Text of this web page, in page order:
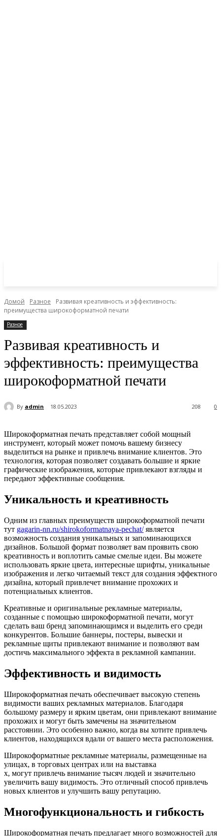
Домой Разное
Развивая креативность и эффективность:
преимущества широкоформатной печати
Разное
Развивая креативность и
эффективность: преимущества
широкоформатной печати
By admin 18.05.2023 0
208
Широкоформатная печать представляет собой мощный
инструмент, который может помочь вашему бизнесу
выделиться на рынке и привлечь внимание клиентов. Это
технология, которая позволяет создавать большие и яркие
графические изображения, которые привлекают взгляды и
передают эффективные сообщения.
Уникальность и креативность
Одним из главных преимуществ широкоформатной печати
тут gagarin-nn.ru/shirokoformatnaya-pechat/является
возможность создания уникальных и запоминающихся
дизайнов. Большой формат позволяет вам проявить свою
креативность и воплотить самые смелые идеи. Вы можете
использовать яркие цвета, интересные шрифты, уникальные
изображения и легко читаемый текст для создания эффектного
дизайна, который привлечет внимание прохожих и
потенциальных клиентов.
Креативные и оригинальные рекламные материалы,
созданные с помощью широкоформатной печати, могут
сделать ваш бренд запоминающимся и выделить его среди
конкурентов. Большие баннеры, постеры, вывески и
рекламные щиты привлекают внимание и позволяют вам
достичь максимального эффекта в рекламной кампании.
Эффективность и видимость
Широкоформатная печать обеспечивает высокую степень
видимости ваших рекламных материалов. Благодаря
большому размеру и ярким цветам, они привлекают внимание
прохожих и могут быть замечены на значительном
расстоянии. Это особенно важно, когда вы хотите привлечь
клиентов, находящихся вдали от вашего места расположения.
Широкоформатные рекламные материалы, размещенные на
улицах, в торговых центрах или на выставка
х, могут привлечь внимание тысяч людей и значительно
увеличить вашу видимость. Это отличный способ привлечь
новых клиентов и улучшить вашу репутацию.
Многофункциональность и гибкость
Широкоформатная печать предлагает много возможностей для